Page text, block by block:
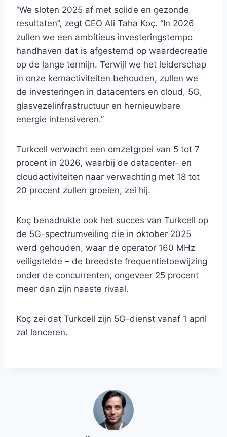
“We sloten 2025 af met solide en gezonde
resultaten”, zegt CEO Ali Taha Koç. “In 2026
zullen we een ambitieus investeringstempo
handhaven dat is afgestemd op waardecreatie
op de lange termijn. Terwijl we het leiderschap
in onze kernactiviteiten behouden, zullen we
de investeringen in datacenters en cloud, 5G,
glasvezelinfrastructuur en hernieuwbare
energie intensiveren.”
Turkcell verwacht een omzetgroei van 5 tot 7
procent in 2026, waarbij de datacenter- en
cloudactiviteiten naar verwachting met 18 tot
20 procent zullen groeien, zei hij.
Koç benadrukte ook het succes van Turkcell op
de 5G-spectrumveiling die in oktober 2025
werd gehouden, waar de operator 160 MHz
veiligstelde – de breedste frequentietoewijzing
onder de concurrenten, ongeveer 25 procent
meer dan zijn naaste rivaal.
Koç zei dat Turkcell zijn 5G-dienst vanaf 1 april
zal lanceren.